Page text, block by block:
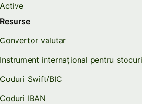
Active
Resurse
Convertor valutar
Instrument internațional pentru stocuri
Coduri Swift/BIC
Coduri IBAN